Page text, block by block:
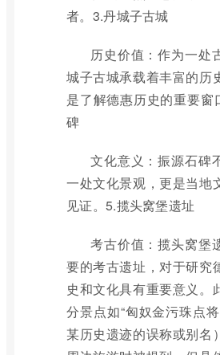
者。3.丹城子古城
历史价值：作为一处
城子古城承载着丰富的历
是了解德惠历史的重要窗
碑
文化意义：振源石碑
一处文化景观，更是当地
见证。5.揽头窝堡遗址
考古价值：揽头窝堡
要的考古遗址，对于研究
史和文化具有重要意义。
分景点如“匈奴金污珠点
某历史遗迹的误称或别名